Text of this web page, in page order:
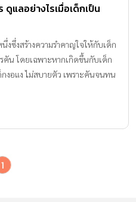
ดูแลอย่างไรเมื่อเด็กเป็น
ซึ่งสร้างความรำคาญใจให้กับเด็ก
คัน โดยเฉพาะหากเกิดขึ้นกับเด็ก
งอแง ไม่สบายตัว เพราะคันจนทน
อคุณแม่ค่ะ
1